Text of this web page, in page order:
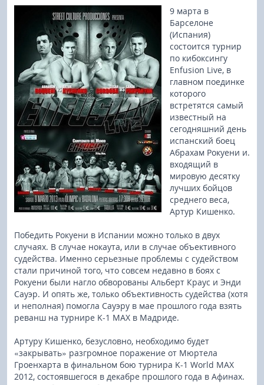
9 марта в
Барселоне
(Испания)
состоится турнир
по кибоксингу
Enfusion Live, в
главном поединке
которого
встретятся самый
известный на
сегодняшний день
испанский боец
Абрахам Рокуени и.
входящий в
мировую десятку
лучших бойцов
среднего веса,
Артур Кишенко.
Победить Рокуени в Испании можно только в двух
случаях. В случае нокаута, или в случае объективного
судейства. Именно серьезные проблемы с судейством
стали причиной того, что совсем недавно в боях с
Рокуени были нагло обворованы Альберт Краус и Энди
Сауэр. И опять же, только объективность судейства (хотя
и неполная) помогла Сауэру в мае прошлого года взять
реванш на турнире K-1 MAX в Мадриде.
Артуру Кишенко, безусловно, необходимо будет
«закрывать» разгромное поражение от Мюртела
Гроенхарта в финальном бою турнира K-1 World MAX
2012, соcтоявшегося в декабре прошлого года в Афинах.
Бокс
UFC и MMA
Муай тай